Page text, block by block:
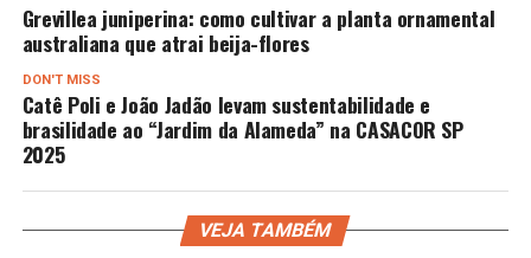
Grevillea juniperina: como cultivar a planta ornamental
australiana que atrai beija-flores
DON'T MISS
Catê Poli e João Jadão levam sustentabilidade e
brasilidade ao “Jardim da Alameda” na CASACOR SP
2025
VEJA TAMBÉM